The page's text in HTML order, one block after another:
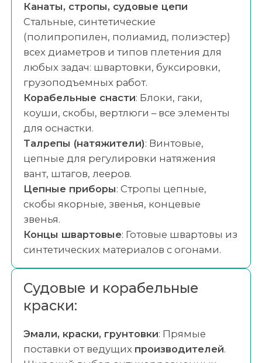
Канаты, стропы, судовые цепи
Стальные, синтетические
(полипропилен, полиамид, полиэстер)
всех диаметров и типов плетения для
любых задач: швартовки, буксировки,
грузоподъемных работ.
Корабельные снасти: Блоки, гаки,
коуши, скобы, вертлюги – все элементы
для оснастки.
Талрепы (натяжители): Винтовые,
цепные для регулировки натяжения
вант, штагов, лееров.
Цепные приборы: Стропы цепные,
скобы якорные, звенья, концевые
звенья.
Концы швартовые: Готовые швартовы из
синтетических материалов с огонами.
Судовые и корабельные
краски:
Эмали, краски, грунтовки: Прямые
поставки от ведущих производителей.